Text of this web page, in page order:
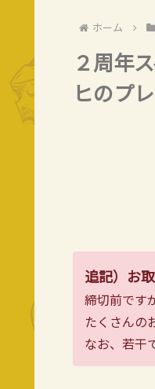
ホーム
２周年
ヒのプ
追記）お
締切前です
たくさんの
なお、若干